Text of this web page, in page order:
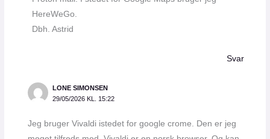
HereWeGo.
Dbh. Astrid
Svar
LONE SIMONSEN
29/05/2026 KL. 15:22
Jeg bruger Vivaldi istedet for google crome. Den er jeg